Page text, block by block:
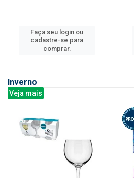
Faça seu login ou
cadastre-se para
comprar.
Inverno
Veja mais